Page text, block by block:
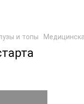
и топы